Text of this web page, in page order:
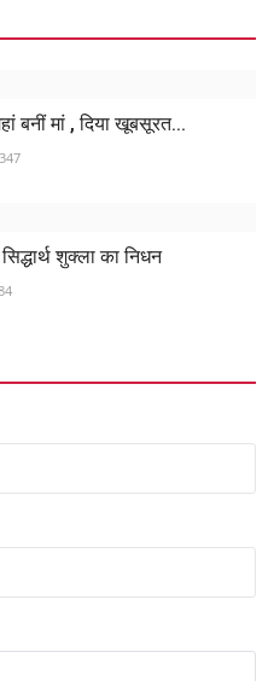
बनीं मां , दिया खूबसूरत...
347
शुक्ला का निधन